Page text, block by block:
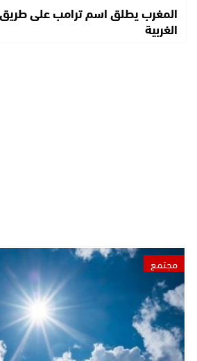
المغرب يطلق اسم ترامب على
الغربية
مجتمع